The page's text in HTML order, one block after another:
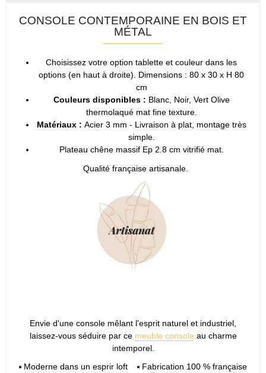
CONSOLE CONTEMPORAINE EN BOIS ET
MÉTAL
Choisissez votre option tablette et couleur dans les
options (en haut à droite). Dimensions : 80 x 30 x H 80
cm
Couleurs disponibles : Blanc, Noir, Vert Olive
thermolaqué mat fine texture.
Matériaux : Acier 3 mm - Livraison à plat, montage très
simple.
Plateau chêne massif Ep 2.8 cm vitrifié mat.
Qualité française artisanale.
Envie d'une console mêlant l'esprit naturel et industriel,
laissez-vous séduire par ce meuble console au charme
intemporel.
Moderne dans un esprir loft
Fabrication 100 % française